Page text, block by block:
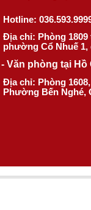
Hotline:
Địa chỉ: Phòng 1809
phường Cổ Nhuế 1,
- Văn phòng tại Hồ
Địa chỉ: Phòng
Phường Bến Nghé,